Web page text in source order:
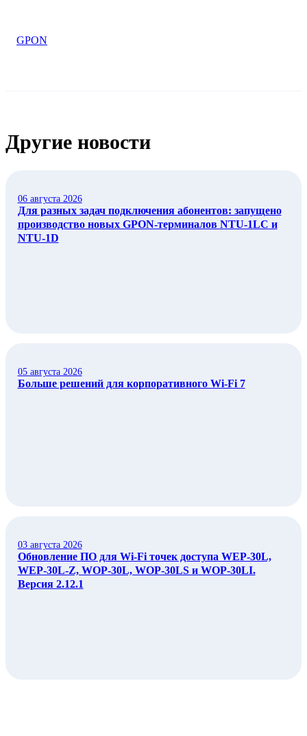
GPON
Другие новости
06 августа 2026
Для разных задач подключения абонентов: запущено
производство новых GPON-терминалов NTU-1LC и
NTU-1D
05 августа 2026
Больше решений для корпоративного Wi‑Fi 7
03 августа 2026
Обновление ПО для Wi-Fi точек доступа WEP-30L,
WEP-30L-Z, WOP-30L, WOP-30LS и WOP-30LI.
Версия 2.12.1